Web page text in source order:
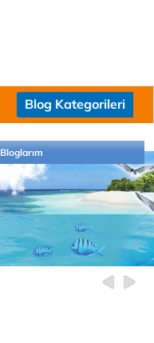
Blog Kategorileri
Bloglarım